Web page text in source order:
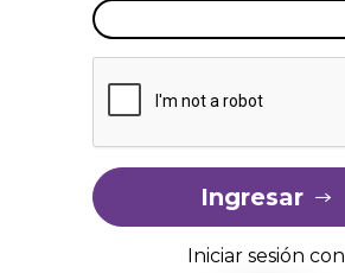
Ingresar
Iniciar sesión con